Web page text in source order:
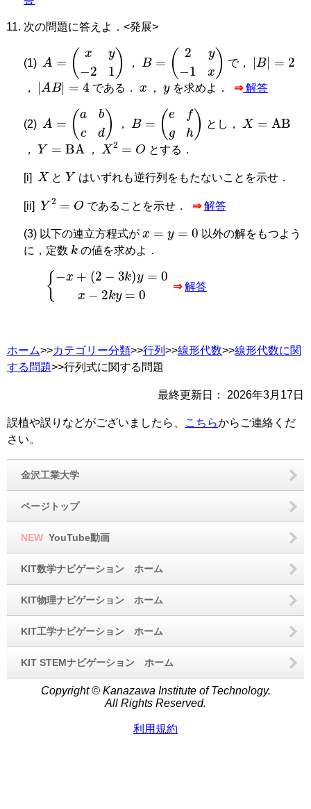
次の問題に答えよ．<発展>
(1)
A y− 2
，
B= y− 1
で，
| B|
，
| A B|= 4
である． ， を求めよ． ⇒解答
(2)
A bcd
，
B= gh
とし，
X= AB
，
Y= BA
，
X2
とする．
[i]
X
と
Y
はいずれも逆行列をもたないことを示せ．
[ii]
Y2
であることを示せ． ⇒ 解答
(3) 以下の連立方程式が
以外の解をもつよう
に，定数
k
の値を求めよ．
− x+2 −3 ky =0x−2ky=0
⇒ 解答
ホーム>>カテゴリー分類>>行列 >>線形代数>>線形代数に関
する問題>>行列式に関する問題
最終更新日： 2026年3月17日
誤植や誤りなどがございましたら、 こちらからご連絡くだ
さい。
金沢工業大学
ページトップ
NEW YouTube動画
KIT数学ナビゲーション ホーム
KIT物理ナビゲーション ホーム
KIT工学ナビゲーション ホーム
KIT STEMナビゲーション ホーム
Copyright © Kanazawa Institute of Technology.
All Rights Reserved.
利用規約